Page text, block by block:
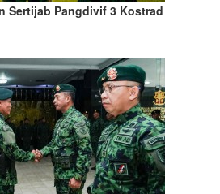
Sertijab Pangdivif 3 Kostrad